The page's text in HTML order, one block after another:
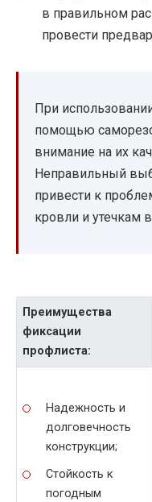
в правильном
провести
При
помощью
внимание на их
Неправильный
привести к
кровли и утечкам
Преимущества
фиксации
профлиста:
Надежность и
долговечность
конструкции;
Стойкость к
погодным